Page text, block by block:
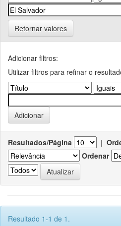
Retornar valores
Adicionar filtros:
Utilizar filtros para refinar o
Resultados/Página |
Ordenar
Resultado 1-1 de 1.